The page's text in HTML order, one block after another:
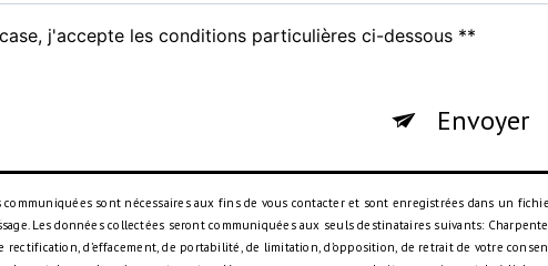
j'accepte les conditions particulières ci-dessous **
Envoyer
communiquées sont nécessaires aux fins de vous contacter et sont enregistrées dans un
Les données collectées seront communiquées aux seuls destinataires suivants:
rectification, d’effacement, de portabilité, de limitation, d’opposition, de retrait de votre